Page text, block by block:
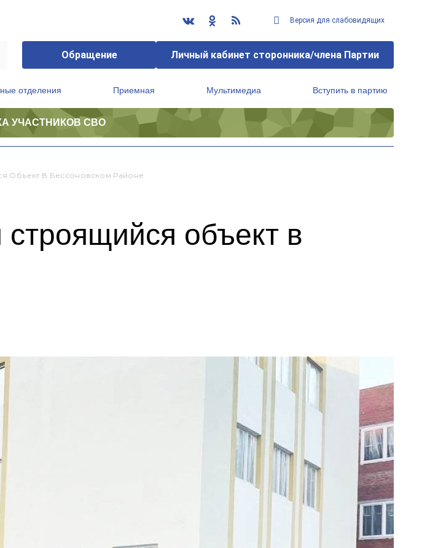
Версия для слабовидящих
Обращение Личный кабинет сторонника/члена Партии
отделения Приемная Мультимедиа Вступить в партию
УЧАСТНИКОВ СВО
Объект В Бессоновском Районе
объект в